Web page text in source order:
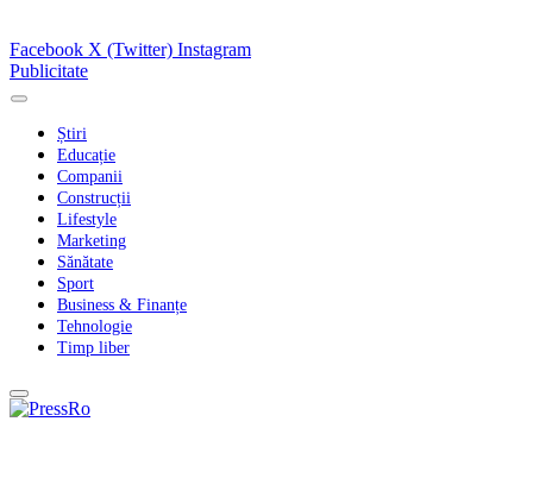
Facebook X (Twitter) Instagram
Publicitate
Știri
Educație
Companii
Construcții
Lifestyle
Marketing
Sănătate
Sport
Business & Finanțe
Tehnologie
Timp liber